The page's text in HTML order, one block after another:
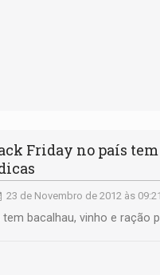
Friday no país
23 de Novembro de 2012 às 09:21
tem bacalhau, vinho e ração